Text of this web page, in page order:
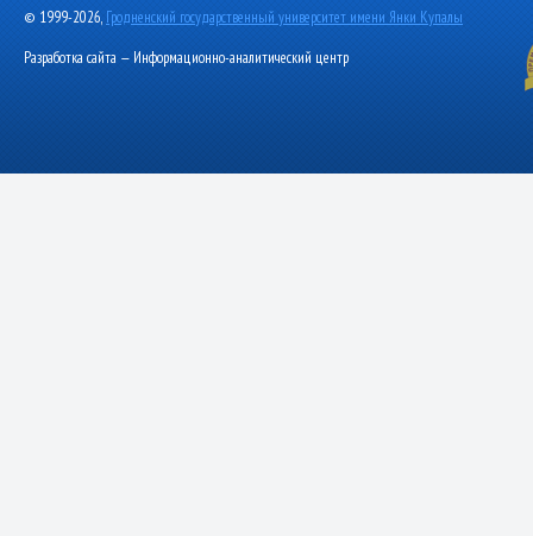
© 1999-2026, Гродненский государственный университет имени Янки Купалы
Разработка сайта — Информационно-аналитический центр